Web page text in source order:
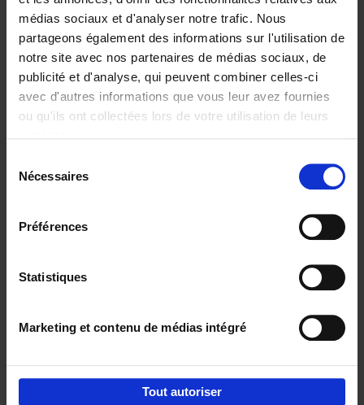
médias sociaux et d'analyser notre trafic. Nous
partageons également des informations sur l'utilisation de
notre site avec nos partenaires de médias sociaux, de
publicité et d'analyse, qui peuvent combiner celles-ci
avec d'autres informations que vous leur avez fournies
ou qu'ils ont collectées lors de votre utilisation de leurs
Nécessaires
Préférences
Statistiques
Marketing et contenu de médias intégré
Tout autoriser
Business
Jochen Roef Jozefien De Feyter
Carolien Boom
Couverture souple
2025 200
€29,99
Digital marketing like a PRO -
completely revised edition (EN)